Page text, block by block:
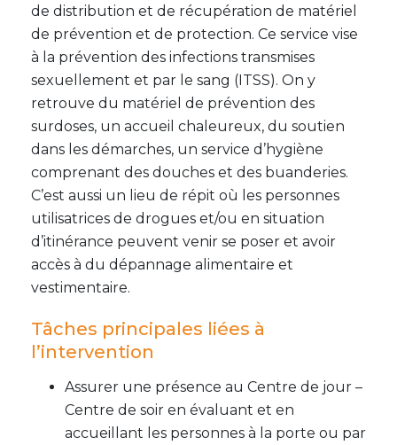
de distribution et de récupération de matériel
de prévention et de protection. Ce service vise
à la prévention des infections transmises
sexuellement et par le sang (ITSS). On y
retrouve du matériel de prévention des
surdoses, un accueil chaleureux, du soutien
dans les démarches, un service d’hygiène
comprenant des douches et des buanderies.
C’est aussi un lieu de répit où les personnes
utilisatrices de drogues et/ou en situation
d’itinérance peuvent venir se poser et avoir
accès à du dépannage alimentaire et
vestimentaire.
Tâches principales liées à
l’intervention
Assurer une présence au Centre de jour –
Centre de soir en évaluant et en
accueillant les personnes à la porte ou par